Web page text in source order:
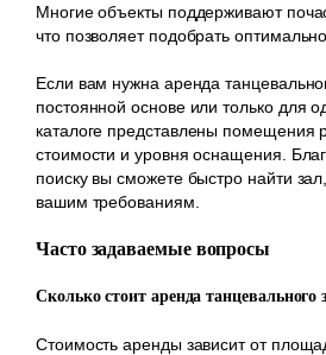
Многие объекты поддерживают
что позволяет подобрать
Если вам нужна аренда
постоянной основе или только для
каталоге представлены помещения
стоимости и уровня оснащения.
поиску вы сможете быстро найти
вашим требованиям.
Часто задаваемые вопросы
Сколько стоит аренда танцевального
Стоимость аренды зависит от